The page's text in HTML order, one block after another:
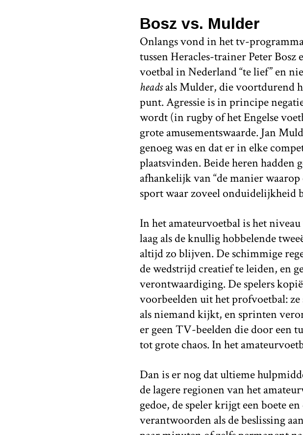
Bosz vs. Mulder
Onlangs vond in het tv-
tussen Heracles-trainer Peter
voetbal in Nederland “te lief” en
headsals Mulder, die voortdurend
punt. Agressie is in principe
wordt (in rugby of het Engelse
grote amusementswaarde. Jan
genoeg was en dat er in elke
plaatsvinden. Beide heren hadden
afhankelijk van “de manier
sport waar zoveel onduidelijkheid
In het amateurvoetbal is het
laag als de knullig hobbelende
altijd zo blijven. De schimmige
de wedstrijd creatief te leiden, en
verontwaardiging. De spelers
voorbeelden uit het profvoetbal:
als niemand kijkt, en sprinten
er geen TV-beelden die door een
tot grote chaos. In het
Dan is er nog dat ultieme
de lagere regionen van het
gedoe, de speler krijgt een boete
verantwoorden als de beslissing